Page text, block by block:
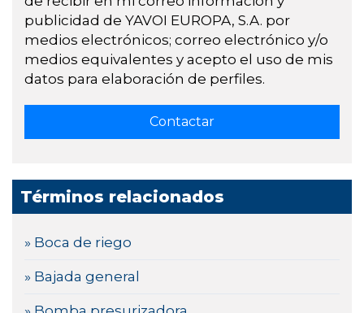
publicidad de YAVOI EUROPA, S.A. por
medios electrónicos; correo electrónico y/o
medios equivalentes y acepto el uso de mis
datos para elaboración de perfiles.
Términos relacionados
» Boca de riego
» Bajada general